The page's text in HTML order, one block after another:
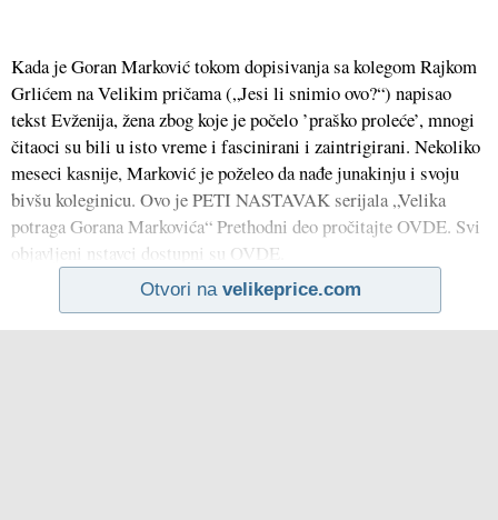
Kada je Goran Marković tokom dopisivanja sa kolegom Rajkom
Grlićem na Velikim pričama („Jesi li snimio ovo?“) napisao
tekst Evženija, žena zbog koje je počelo ’praško proleće’, mnogi
čitaoci su bili u isto vreme i fascinirani i zaintrigirani. Nekoliko
meseci kasnije, Marković je poželeo da nađe junakinju i svoju
bivšu koleginicu. Ovo je PETI NASTAVAK serijala „Velika
potraga Gorana Markovića“ Prethodni deo pročitajte OVDE. Svi
objavljeni nstavci dostupni su OVDE.
Otvori na velikeprice.com